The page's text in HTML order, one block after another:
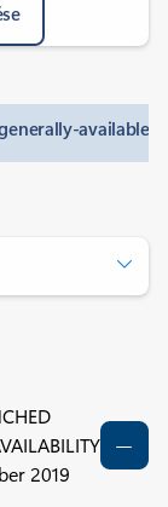
available
2019